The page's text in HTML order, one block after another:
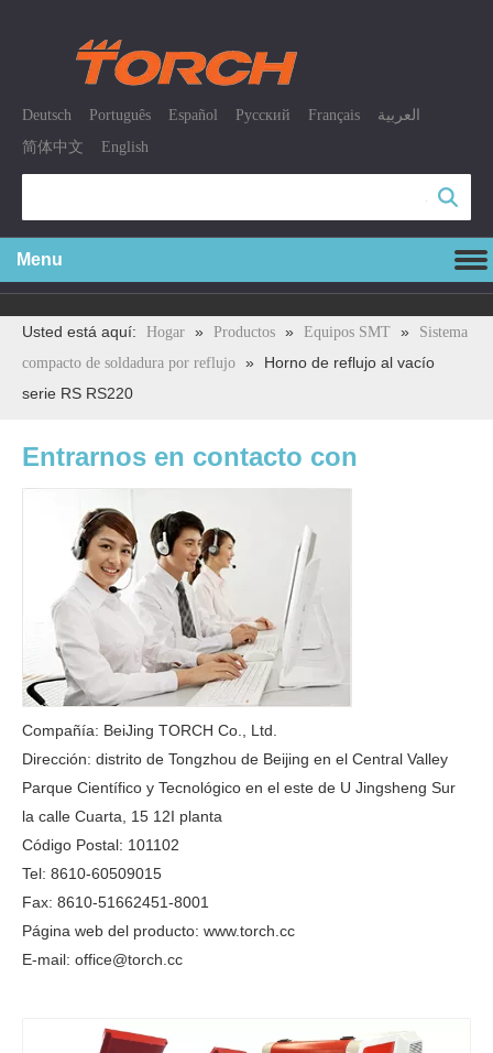
Deutsch Português Español Pусский Français العربية
简体中文 English
Menu
Usted está aquí: Hogar » Productos » Equipos SMT »
Sistema
compacto de soldadura por reflujo »
Horno de reflujo al vacío
serie RS RS220
Entrarnos en contacto con
Compañía: BeiJing TORCH Co., Ltd.
Dirección: distrito de Tongzhou de Beijing en el Central Valley
Parque Científico y Tecnológico en el este de U Jingsheng Sur
la calle Cuarta, 15 12I planta
Código Postal: 101102
Tel: 8610-60509015
Fax: 8610-51662451-8001
Página web del producto: www.torch.cc
E-mail: office@torch.cc